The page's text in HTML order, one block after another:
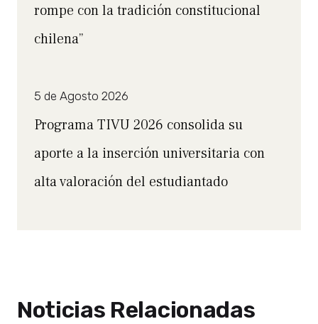
rompe con la tradición constitucional
chilena”
5 de Agosto 2026
Programa TIVU 2026 consolida su
aporte a la inserción universitaria con
alta valoración del estudiantado
Noticias Relacionadas